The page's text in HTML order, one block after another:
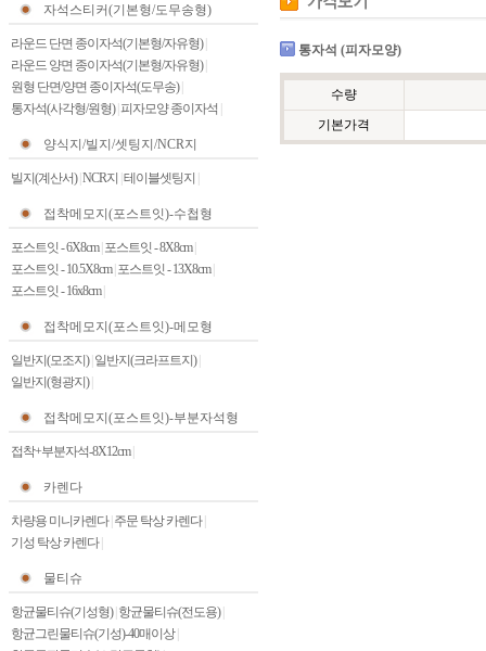
자석스티커(기본형/도무송형)
라운드 단면 종이자석(기본형/자유형)|
라운드 양면 종이자석(기본형/자유형)|
원형 단면/양면 종이자석(도무송)|
통자석(사각형/원형)| 피자모양 종이자석
양식지/빌지/셋팅지/NCR지
빌지(계산서)| NCR지 테이블셋팅지
접착메모지(포스트잇)-수첩형
포스트잇 - 6X8cm| 포스트잇 - 8X8cm|
포스트잇 - 10.5X8cm| 포스트잇 - 13X8cm|
포스트잇 - 16x8cm|
접착메모지(포스트잇)-메모형
일반지(모조지)| 일반지(크라프트지)|
일반지(형광지)|
접착메모지(포스트잇)-부분자석형
접착+부분자석-8X12cm|
카렌다
차량용 미니카렌다| 주문 탁상 카렌다|
기성 탁상 카렌다|
물티슈
항균물티슈(기성형)| 항균물티슈(전도용)|
항균그린물티슈(기성)-40매이상|
통자석 (피자모양)
수량
기본가격